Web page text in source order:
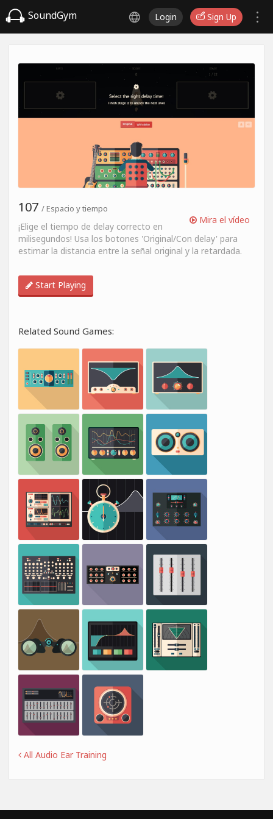
SoundGym Login Sign Up
Mira el vídeo
107 / Espacio y tiempo
¡Elige el tiempo de delay correcto en
milisegundos! Usa los botones 'Original/Con delay' para
estimar la distancia entre la señal original y la retardada.
Start Playing
Related Sound Games:
All Audio Ear Training